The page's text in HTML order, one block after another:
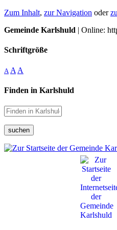
Zum Inhalt, zur Navigation oder
Gemeinde Karlshuld | Online:
Schriftgröße
A A A
Finden in Karlshuld
suchen